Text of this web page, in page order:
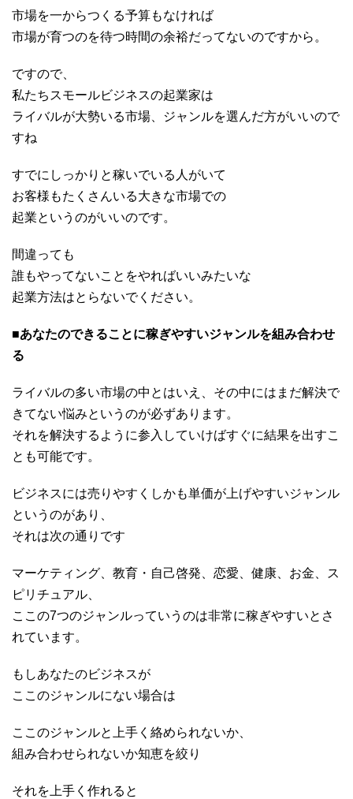
市場を一からつくる予算もなければ
市場が育つのを待つ時間の余裕だってないのですから。
ですので、
私たちスモールビジネスの起業家は
ライバルが大勢いる市場、ジャンルを選んだ方がいいので
すね
すでにしっかりと稼いでいる人がいて
お客様もたくさんいる大きな市場での
起業というのがいいのです。
間違っても
誰もやってないことをやればいいみたいな
起業方法はとらないでください。
■あなたのできることに稼ぎやすいジャンルを組み合わせ
る
ライバルの多い市場の中とはいえ、その中にはまだ解決で
きてない悩みというのが必ずあります。
それを解決するように参入していけばすぐに結果を出すこ
とも可能です。
ビジネスには売りやすくしかも単価が上げやすいジャンル
というのがあり、
それは次の通りです
マーケティング、教育・自己啓発、恋愛、健康、お金、ス
ピリチュアル、
ここの7つのジャンルっていうのは非常に稼ぎやすいとさ
れています。
もしあなたのビジネスが
ここのジャンルにない場合は
ここのジャンルと上手く絡められないか、
組み合わせられないか知恵を絞り
それを上手く作れると